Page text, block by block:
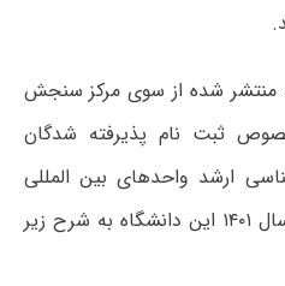
منتشر شده از سوی مرکز سنجش
ثبت نام پذیرفته شدگان
ارشد واحدهای بین المللی
(ارس، کیش و واحد امارات) سال ۱۴۰۱ این دانشگاه به شرح زیر